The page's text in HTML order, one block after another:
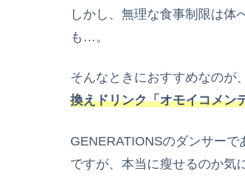
しかし、無理な食事制限は体
も…。
そんなときにおすすめなのが、
換えドリンク「オモイコメン
GENERATIONSのダンサーで
ですが、本当に瘦せるのか気